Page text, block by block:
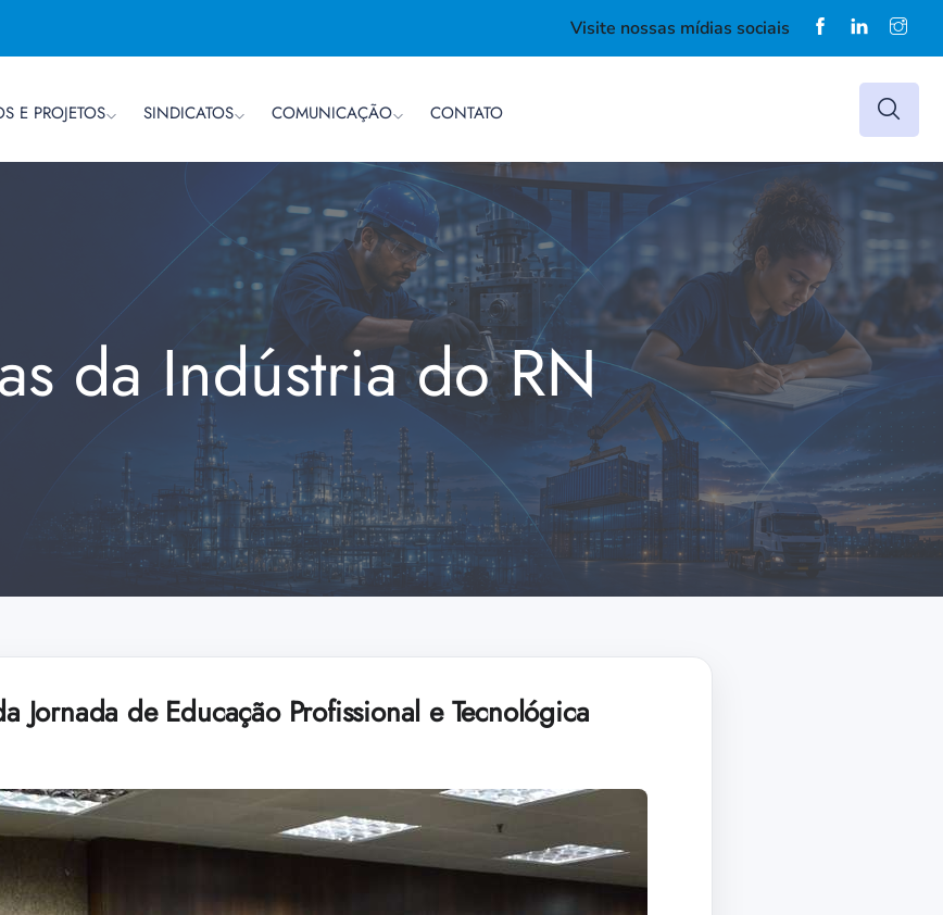
Visite nossas mídias sociais
E PROJETOS SINDICATOS COMUNICAÇÃO CONTATO
da Indústria do RN
Jornada de Educação Profissional e Tecnológica